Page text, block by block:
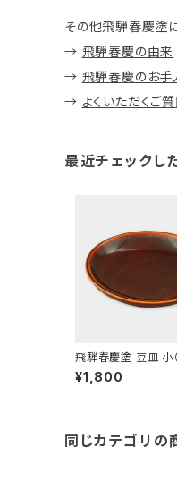
その他飛騨春慶塗
→ 飛騨春慶の由来
→ 飛騨春慶のお手
→ よくいただくご
最近チェックし
飛騨春慶塗 豆皿 小（
¥1,800
同じカテゴリの